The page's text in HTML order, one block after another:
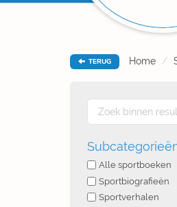
TERUG Home
Alle sportboeken
Sportbiografieën
Sportverhalen